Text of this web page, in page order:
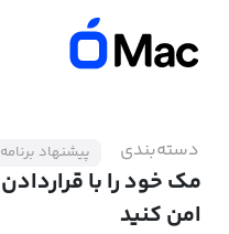
دسته‌بندی پیشنهاد برنامه
امن کنید